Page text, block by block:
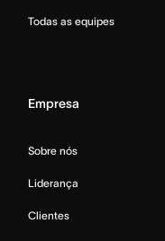
Todas as equipes
Empresa
Sobre nós
Liderança
Clientes